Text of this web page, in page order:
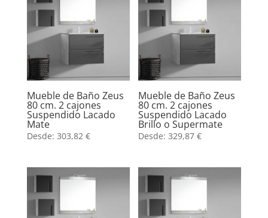
Mueble de Baño Zeus
80 cm. 2 cajones
Suspendido Lacado
Mate
Desde: 303,82 €
Mueble de Baño Zeus
80 cm. 2 cajones
Suspendido Lacado
Brillo o Supermate
Desde:329,87€